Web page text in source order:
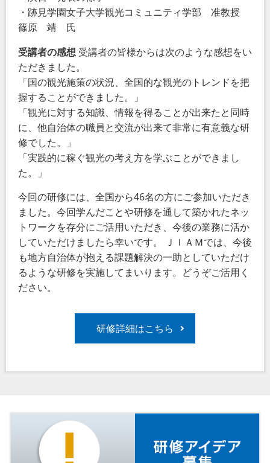
・跡見学園女子大学観光コミュニティ学部 准教授
篠原 靖 氏
受講者の感想 受講者の皆様からは次のような感想をい
ただきました。
「国の観光施策の状況、全国的な観光のトレンドを把
握することができました。」
「観光に対する知識、情報を得ることが出来たと同時
に、他自治体の職員と交流が出来て非常に有意義な研
修でした。」
「実践的に稼ぐ観光の考え方を学ぶことができまし
た。」
今回の研修には、全国から46名の方にご参加いただき
ました。今回学んだことや研修を通して築かれたネッ
トワークを存分にご活用いただき、今後の業務に活か
していただけましたら幸いです。 ＪＩＡＭでは、今後
も地方自治体が抱える課題解決の一助としていただけ
るような研修を実施してまいります。どうぞご活用く
ださい。
研修詳細はこちら